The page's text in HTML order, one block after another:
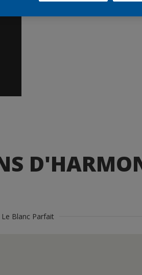
Le Blanc Parfait